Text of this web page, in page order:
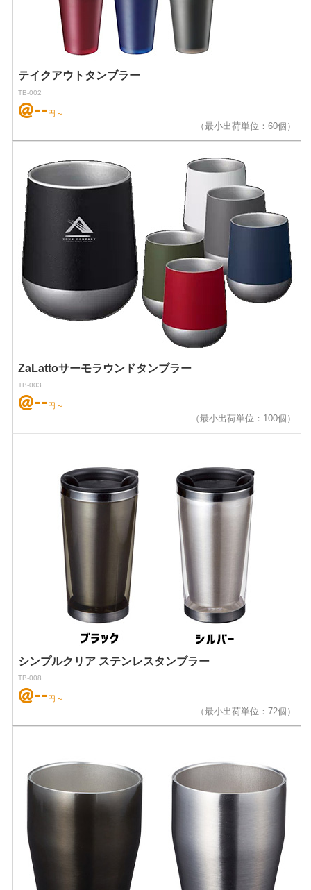
テイクアウトタンブラー
TB-002
@-- 円～
（最小出荷単位：60個）
ZaLattoサーモラウンドタンブラー
TB-003
@-- 円～
（最小出荷単位：100個）
シンプルクリア ステンレスタンブラー
TB-008
@-- 円～
（最小出荷単位：72個）